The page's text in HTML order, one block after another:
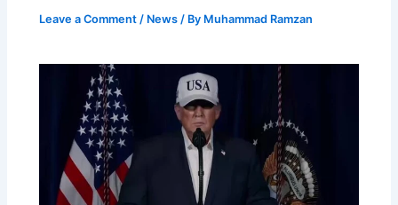
Leave a Comment / News / By Muhammad Ramzan